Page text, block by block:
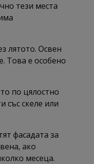
тези места
лятото. Освен
Това е особено
по цялостно
със скеле или
фасадата за
ако
месеца.